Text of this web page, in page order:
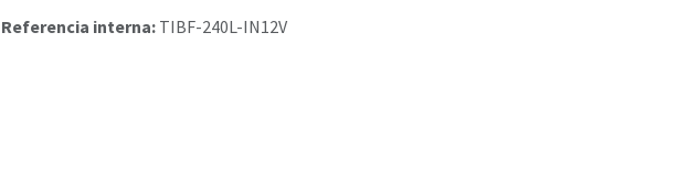
Referencia interna: TIBF-240L-IN12V